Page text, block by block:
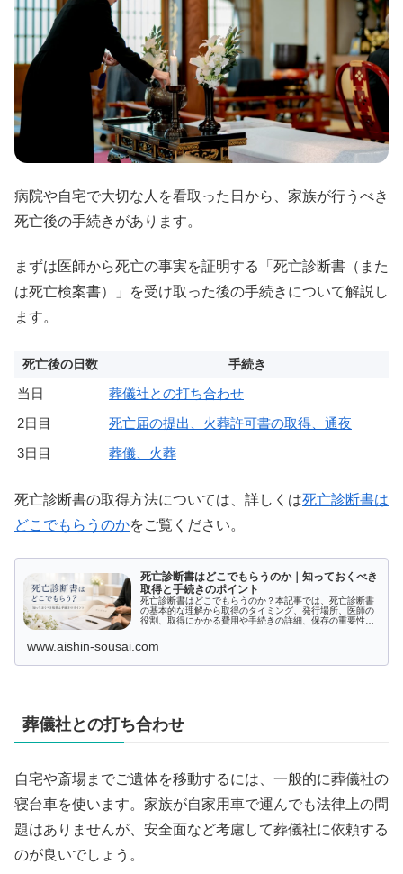
病院や自宅で大切な人を看取った日から、家族が行うべき
死亡後の手続きがあります。
まずは医師から死亡の事実を証明する「死亡診断書（また
は死亡検案書）」を受け取った後の手続きについて解説し
ます。
死亡後の日数 手続き
当日
葬儀社との打ち合わせ
2日目
死亡届の提出、火葬許可書の取得、通夜
3日目
葬儀、火葬
死亡診断書の取得方法については、詳しくは死亡診断書は
どこでもらうのかをご覧ください。
死亡診断書はどこでもらうのか｜知っておくべき
取得と手続きのポイント
死亡診断書はどこでもらうのか？本記事では、死亡診断書
の基本的な理解から取得のタイミング、発行場所、医師の
役割、取得にかかる費用や手続きの詳細、保存の重要性、
www.aishin-sousai.com
葬儀社との打ち合わせ
自宅や斎場までご遺体を移動するには、一般的に葬儀社の
寝台車を使います。家族が自家用車で運んでも法律上の問
題はありませんが、安全面など考慮して葬儀社に依頼する
のが良いでしょう。